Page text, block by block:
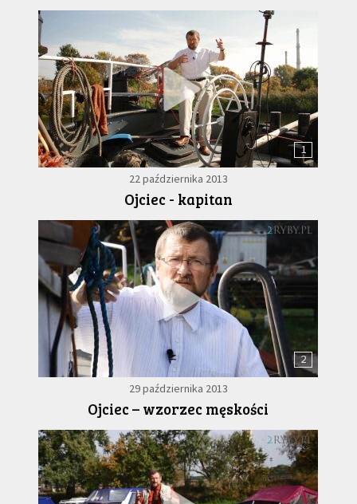
1
22 października 2013
Ojciec - kapitan
2
29 października 2013
Ojciec – wzorzec męskości